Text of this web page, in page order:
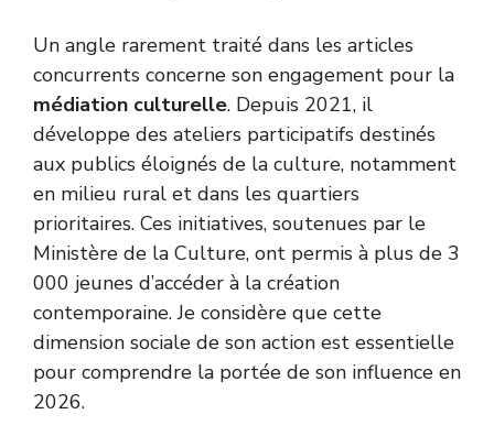
Un angle rarement traité dans les articles
concurrents concerne son engagement pour la
médiation culturelle. Depuis 2021, il
développe des ateliers participatifs destinés
aux publics éloignés de la culture, notamment
en milieu rural et dans les quartiers
prioritaires. Ces initiatives, soutenues par le
Ministère de la Culture, ont permis à plus de 3
000 jeunes d’accéder à la création
contemporaine. Je considère que cette
dimension sociale de son action est essentielle
pour comprendre la portée de son influence en
2026.